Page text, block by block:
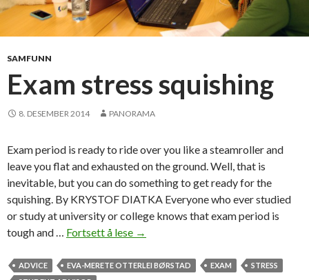
SAMFUNN
Exam stress squishing
8. DESEMBER 2014 PANORAMA
Exam period is ready to ride over you like a steamroller and
leave you flat and exhausted on the ground. Well, that is
inevitable, but you can do something to get ready for the
squishing. By KRYSTOF DIATKA Everyone who ever studied
or study at university or college knows that exam period is
tough and … Fortsett å lese E
a
→
ADVICE EVA-MERETE OTTERLEI BØRSTAD EXAM
STRESS